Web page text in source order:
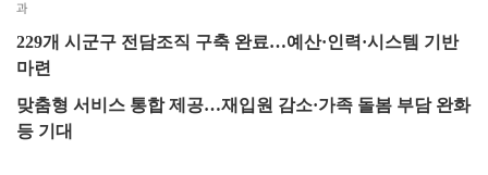
과
229개 시군구 전담조직 구축 완료…예산·인력·시스템 기반
마련
맞춤형 서비스 통합 제공…재입원 감소·가족 돌봄 부담 완화
등 기대